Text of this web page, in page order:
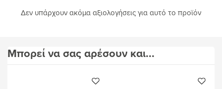
Δεν υπάρχουν ακόμα αξιολογήσεις για αυτό το προϊόν
Μπορεί να σας αρέσουν και...